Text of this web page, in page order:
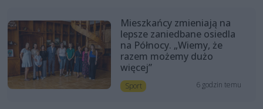
Mieszkańcy zmieniają na
lepsze zaniedbane osiedla
na Północy. „Wiemy, że
razem możemy dużo
więcej”
Sport 6 godzin temu